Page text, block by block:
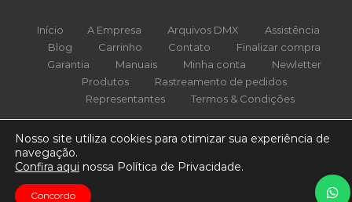
Início A Empresa Arquivos DMX
Assistência
Blog
Carrinho Contato
Finalizar compra
Garantia
Manuais Minha conta
Newletter
Produtos
Rastreamento de pedidos
Representantes
Termos & Condições
Nosso site utiliza cookies para otimizar sua experiência de
navegação.
Confira aqui nossa Política de Privacidade.
Concordo